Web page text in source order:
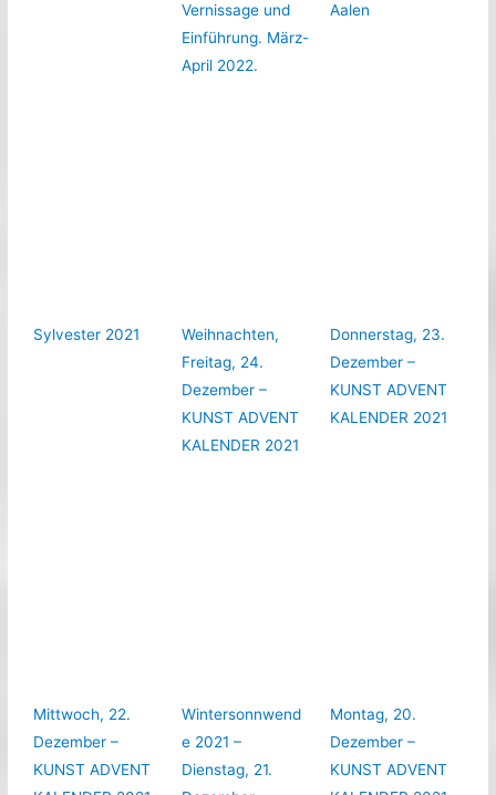
Vernissage und
Einführung. März-
April 2022.
Aalen
Sylvester 2021
Weihnachten,
Freitag, 24.
Dezember –
KUNST ADVENT
KALENDER 2021
Donnerstag, 23.
Dezember –
KUNST ADVENT
KALENDER 2021
Mittwoch, 22.
Dezember –
KUNST ADVENT
Wintersonnwend
e 2021 –
Dienstag, 21.
Montag, 20.
Dezember –
KUNST ADVENT